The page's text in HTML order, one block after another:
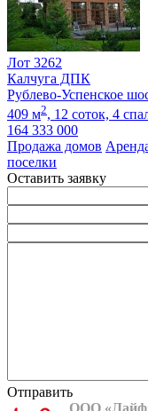
Лот 3262
Калчуга ДПК
Рублево-Успенское
409 м2, 12 соток, 4
164 333 000
Продажа домов
поселки
Оставить заявку
Отправить